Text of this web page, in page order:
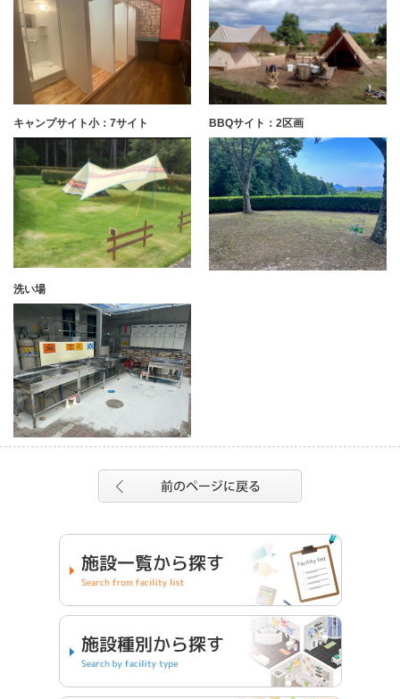
キャンプサイト小：7サイト BBQサイト：2区画
洗い場